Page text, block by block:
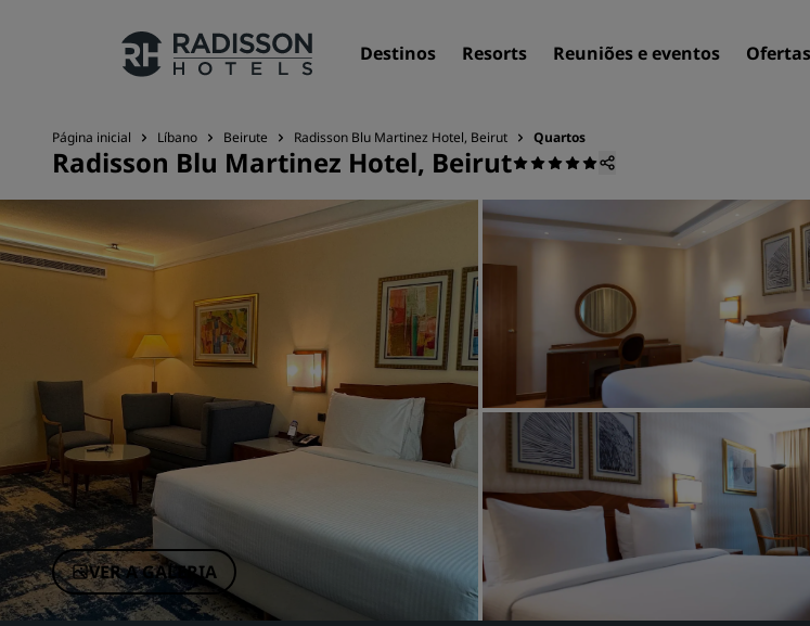
Destinos Resorts Reuniões e eventos Ofertas
Nossas marcas
Marcas do Radisson Hotels
Marcas afiliadas na China
Hotéis
Página inicial Líbano Beirute Radisson Blu Martinez Hotel, Beirut Quartos
Radisson Blu Martinez Hotel, Beirut
VER A GALERIA